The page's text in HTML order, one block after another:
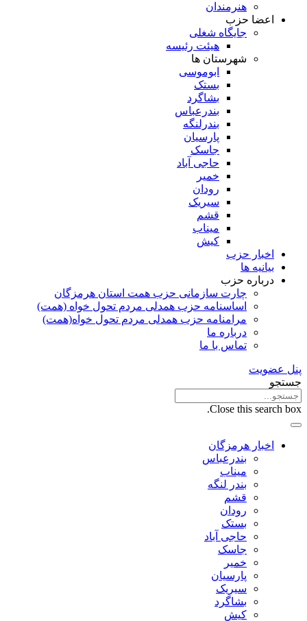
هنرمندان
اعضا حزب
جایگاه شغلی
هیئت رئیسه
شهرستان ها
ابوموسی
بستک
بشاگرد
بندرعباس
بندرلنگه
پارسیان
جاسک
حاجی آباد
خمیر
رودان
سیریک
قشم
میناب
کیش
اخبار حزب
بیانیه ها
درباره حزب
چارت سازمانی حزب همت استان هرمزگان
اساسنامه حزب همدلی مردم تحول خواه (همت)
مرامنامه حزب همدلی مردم تحول خواه(همت)
درباره ما
تماس با ما
پنل عضویت
جستجو
Close this search box.
اخبار هرمزگان
بندرعباس
میناب
بندر لنگه
قشم
رودان
بستک
حاجی آباد
جاسک
خمیر
پارسیان
سیریک
بشاگرد
کیش